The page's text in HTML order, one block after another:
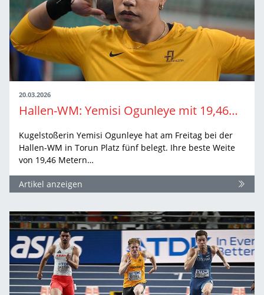
20.03.2026
Hallen-WM: Yemisi Ogunleye mit 19,46m auf Rang 5
Kugelstoßerin Yemisi Ogunleye hat am Freitag bei der
Hallen-WM in Torun Platz fünf belegt. Ihre beste Weite
von 19,46 Metern…
Artikel anzeigen